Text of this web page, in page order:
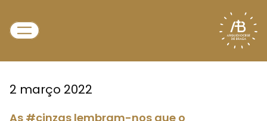
2 março 2022
As #cinzas lembram-nos que o